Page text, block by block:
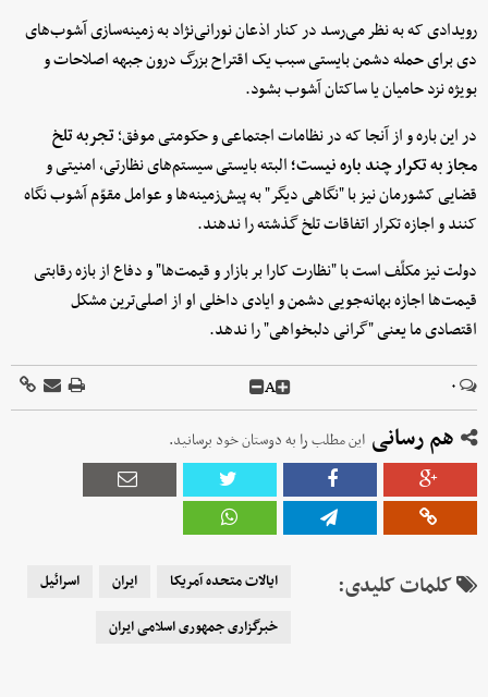
رویدادی که به نظر می‌رسد در کنار اذعان نورانی‌نژاد به زمینه‌سازی آشوب‌های
دی برای حمله دشمن بایستی سبب یک اقتراح بزرگ درون جبهه اصلاحات و
بویژه نزد حامیان یا ساکتان آشوب بشود.
در این باره و از آنجا که در نظامات اجتماعی و حکومتی موفق؛تجربه تلخ
مجاز به تکرار چند باره نیست؛البته بایستی سیستم‌های نظارتی، امنیتی و
قضایی کشورمان نیز با "نگاهی دیگر" به پیش‌زمینه‌ها و عوامل مقوّم آشوب نگاه
کنند و اجازه تکرار اتفاقات تلخ گذشته را ندهند.
دولت نیز مکلّف است با "نظارت کارا بر بازار و قیمت‌ها" و دفاع از بازه رقابتی
قیمت‌ها اجازه بهانه‌جویی دشمن و ایادی داخلی او از اصلی‌ترین مشکل
اقتصادی ما یعنی "گرانی دلبخواهی" را ندهد.
۰ A
هم رسانی این مطلب را به دوستان خود برسانید.
کلمات کلیدی: ایالات متحده آمریکا ایران
اسرائیل
خبرگزاری جمهوری اسلامی ایران